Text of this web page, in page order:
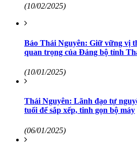
(10/02/2025)
Báo Thái Nguyên: Giữ vững vị
quan trọng của Đảng bộ tỉnh
(10/01/2025)
Thái Nguyên: Lãnh đạo tự
tuổi để sắp xếp, tinh gọn bộ máy
(06/01/2025)